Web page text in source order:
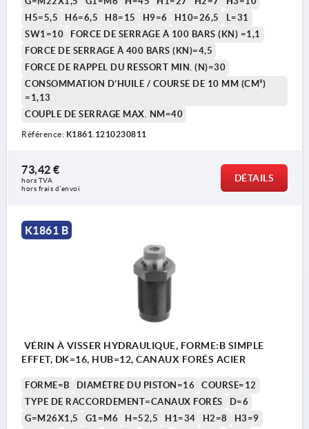
1) Contour de montage
H5=5,5
H6=6,5 H8=15 H9=6 H10=26,5
L=31
SW1=10
FORCE DE SERRAGE À 100 BARS (KN) =1,1
FORCE DE SERRAGE À 400 BARS (KN)=4,5
FORCE DE RAPPEL DU RESSORT MIN. (N)=30
CONSOMMATION D’HUILE / COURSE DE 10 MM (CM³)
=1,13
COUPLE DE SERRAGE MAX. NM=40
Référence: K1861.1210230811
73,42 €
hors TVA
hors frais d’envoi
DÉTAILS
K1861 B
VÉRIN À VISSER HYDRAULIQUE, FORME:B SIMPLE
EFFET, DK=16, HUB=12, CANAUX FORÉS ACIER
FORME=B DIAMÈTRE DU PISTON=16
COURSE=12
TYPE DE RACCORDEMENT=CANAUX FORÉS
D=6
G=M26X1,5
G1=M6 H=52,5 H1=34 H2=8
H3=9